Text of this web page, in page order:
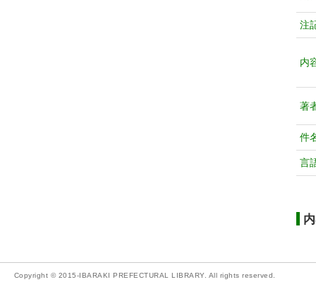
注
内
著
件
言
Copyright © 2015-IBARAKI PREFECTURAL LIBRARY. All rights reserved.